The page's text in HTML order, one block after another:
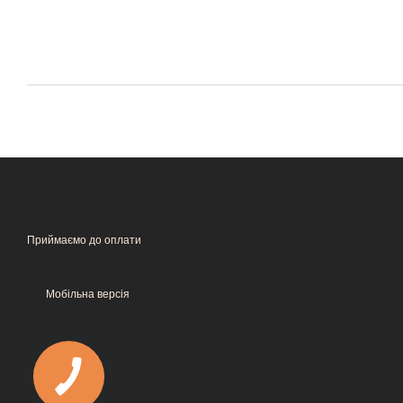
Приймаємо до оплати
Мобільна версія